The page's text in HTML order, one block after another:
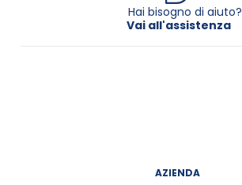
Hai bisogno di aiuto?
Vai all'assistenza
AZIENDA